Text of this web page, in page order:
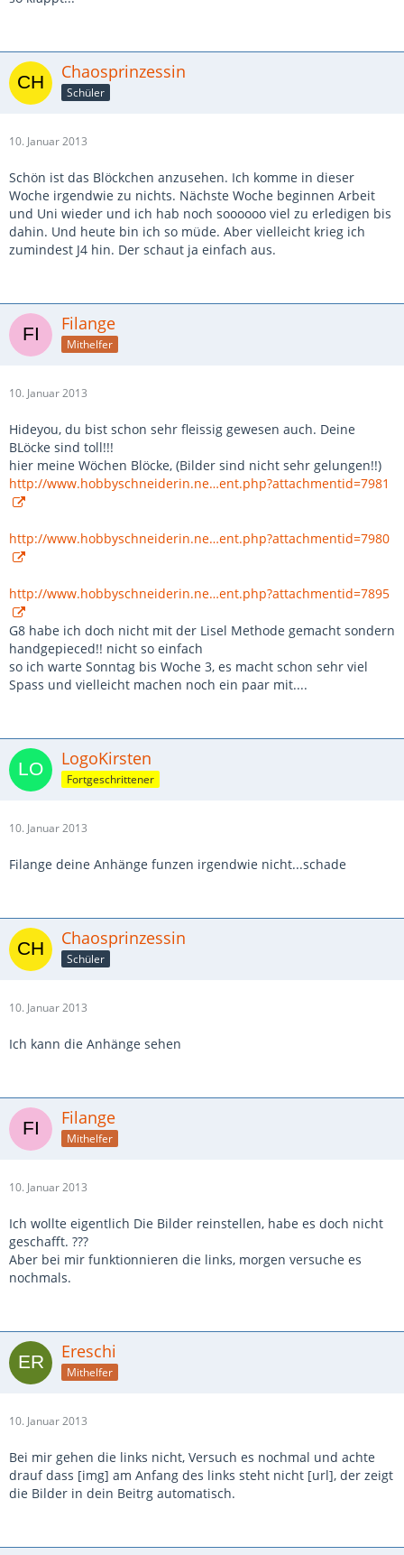
Chaosprinzessin
Schüler
10. Januar 2013
Schön ist das Blöckchen anzusehen. Ich komme in dieser
Woche irgendwie zu nichts. Nächste Woche beginnen Arbeit
und Uni wieder und ich hab noch soooooo viel zu erledigen bis
dahin. Und heute bin ich so müde. Aber vielleicht krieg ich
zumindest J4 hin. Der schaut ja einfach aus.
Filange
Mithelfer
10. Januar 2013
Hideyou, du bist schon sehr fleissig gewesen auch. Deine
BLöcke sind toll!!!
hier meine Wöchen Blöcke, (Bilder sind nicht sehr gelungen!!)
http://www.hobbyschneiderin.ne…ent.php?attachmentid=7981
http://www.hobbyschneiderin.ne…ent.php?attachmentid=7980
http://www.hobbyschneiderin.ne…ent.php?attachmentid=7895
G8 habe ich doch nicht mit der Lisel Methode gemacht sondern
handgepieced!! nicht so einfach
so ich warte Sonntag bis Woche 3, es macht schon sehr viel
Spass und vielleicht machen noch ein paar mit....
LogoKirsten
Fortgeschrittener
10. Januar 2013
Filange deine Anhänge funzen irgendwie nicht...schade
Chaosprinzessin
Schüler
10. Januar 2013
Ich kann die Anhänge sehen
Filange
Mithelfer
10. Januar 2013
Ich wollte eigentlich Die Bilder reinstellen, habe es doch nicht
geschafft. ???
Aber bei mir funktionnieren die links, morgen versuche es
nochmals.
Ereschi
Mithelfer
10. Januar 2013
Bei mir gehen die links nicht, Versuch es nochmal und achte
drauf dass [img] am Anfang des links steht nicht [url], der zeigt
die Bilder in dein Beitrg automatisch.